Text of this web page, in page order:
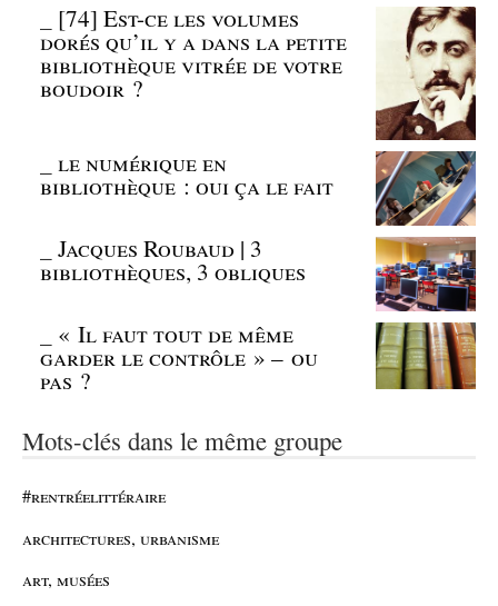
[74] Est-ce les volumes
dorés qu’il y a dans la petite
bibliothèque vitrée de votre
boudoir ?
_le numérique en
bibliothèque : oui ça le fait
_Jacques Roubaud | 3
bibliothèques, 3 obliques
« Il faut tout de même
garder le contrôle » – ou
pas ?
Mots-clés dans le même groupe
#rentréelittéraire
architectures, urbanisme
art, musées